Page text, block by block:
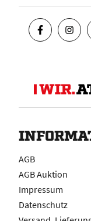
AGB
AGB Auktion
Impressum
Datenschutz